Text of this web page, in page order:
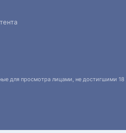
для просмотра лицами, не достигшими 18